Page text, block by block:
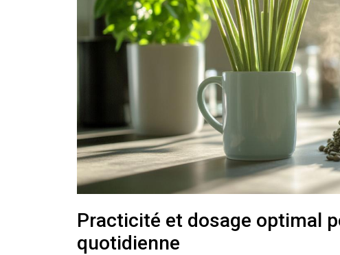
Practicité et dosage optimal
quotidienne